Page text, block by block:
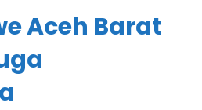
Aceh Barat